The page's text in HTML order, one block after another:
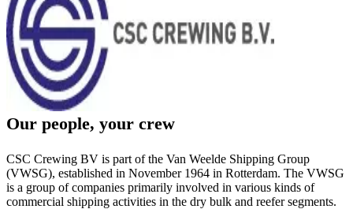
Our people, your crew
CSC Crewing BV is part of the Van Weelde Shipping Group
(VWSG), established in November 1964 in Rotterdam. The VWSG
is a group of companies primarily involved in various kinds of
commercial shipping activities in the dry bulk and reefer segments.